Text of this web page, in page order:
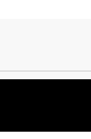
данных